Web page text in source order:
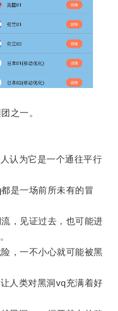
之一。
认为它是一个通往平行
是一场前所未有的冒
，见证过去，也可能进
，一不小心就可能被黑
人类对黑洞vq充满着好